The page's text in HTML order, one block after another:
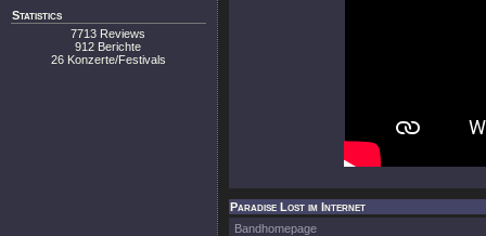
Statistics
7713 Reviews
912 Berichte
26 Konzerte/Festivals
Paradise Lost im Internet
Bandhomepage